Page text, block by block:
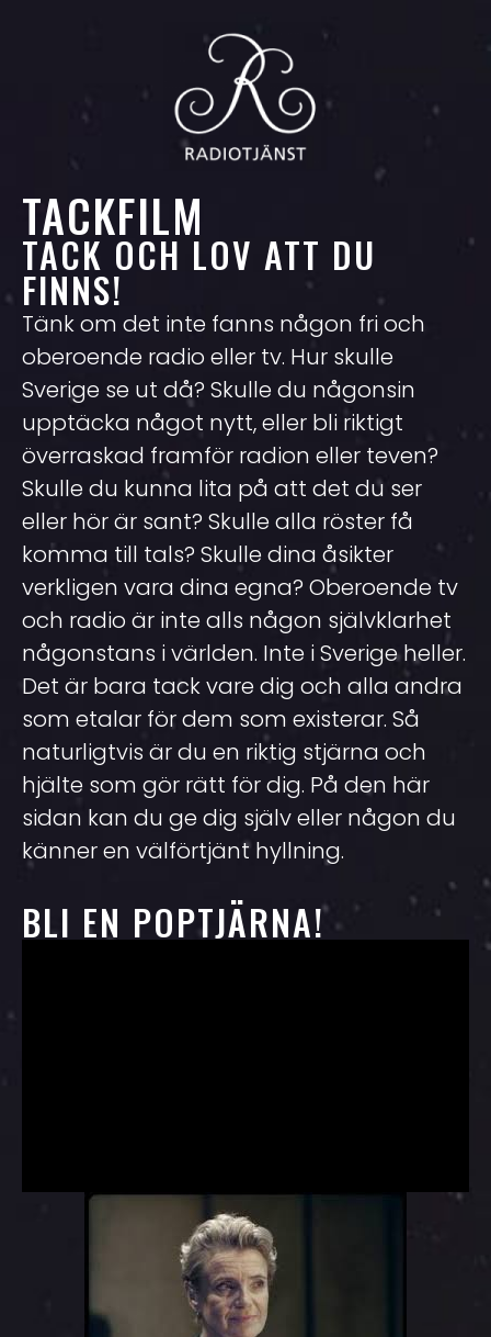
TACKFILM
TACK OCH LOV ATT DU
FINNS!
Tänk om det inte fanns någon fri och
oberoende radio eller tv. Hur skulle
Sverige se ut då? Skulle du någonsin
upptäcka något nytt, eller bli riktigt
överraskad framför radion eller teven?
Skulle du kunna lita på att det du ser
eller hör är sant? Skulle alla röster få
komma till tals? Skulle dina åsikter
verkligen vara dina egna? Oberoende tv
och radio är inte alls någon självklarhet
någonstans i världen. Inte i Sverige heller.
Det är bara tack vare dig och alla andra
som etalar för dem som existerar. Så
naturligtvis är du en riktig stjärna och
hjälte som gör rätt för dig. På den här
sidan kan du ge dig själv eller någon du
känner en välförtjänt hyllning.
BLI EN POPTJÄRNA!